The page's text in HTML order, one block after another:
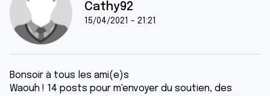
Cathy92
15/04/2021 - 21:21
Bonsoir à tous les ami(e)s
Waouh ! 14 posts pour m'envoyer du soutien, des